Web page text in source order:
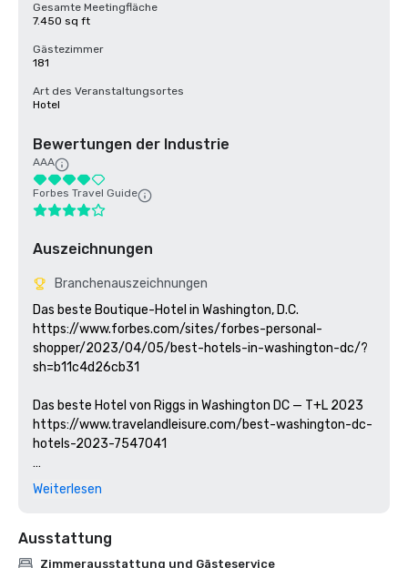
Gesamte Meetingfläche
7.450 sq ft
Gästezimmer
181
Art des Veranstaltungsortes
Hotel
Bewertungen der Industrie
AAA
Forbes Travel Guide
Auszeichnungen
Branchenauszeichnungen
Das beste Boutique-Hotel in Washington, D.C.
https://www.forbes.com/sites/forbes-personal-
shopper/2023/04/05/best-hotels-in-washington-dc/?
sh=b11c4d26cb31
Das beste Hotel von Riggs in Washington DC — T+L 2023
https://www.travelandleisure.com/best-washington-dc-
hotels-2023-7547041
to-all-michelin-key-hotels-washington-dc-2024
Weiterlesen
Ausstattung
Zimmerausstattung und Gästeservice